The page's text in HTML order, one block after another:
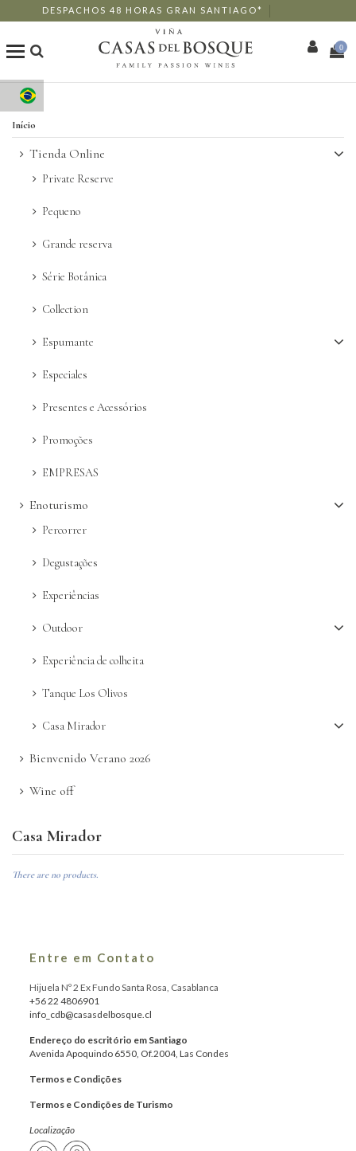
DESPACHOS 48 HORAS GRAN SANTIAGO*
Loja Online
Os Nossos Vinhos
Restaurantes
Eventos
0
Casa Mirador
There are no products.
Início
Tienda Online
Private Reserve
Pequeno
Grande reserva
Série Botânica
Collection
Espumante
Especiales
Presentes e Acessórios
Promoções
EMPRESAS
Enoturismo
Percorrer
Degustações
Experiências
Outdoor
Experiência de colheita
Tanque Los Olivos
Casa Mirador
Bienvenido Verano 2026
Wine off
Entre em Contato
Hijuela Nº 2 Ex Fundo Santa Rosa, Casablanca
+56 22 4806901
info_cdb@casasdelbosque.cl
Endereço do escritório em Santiago
Avenida Apoquindo 6550, Of.2004, Las Condes
Termos e Condições
Termos e Condições de Turismo
Localização